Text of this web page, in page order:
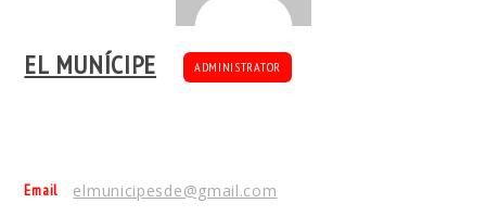
EL MUNÍCIPE ADMINISTRATOR
Email elmunicipesde@gmail.com